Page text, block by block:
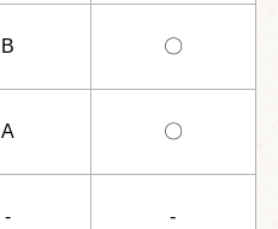
B 〇
A 〇
- -